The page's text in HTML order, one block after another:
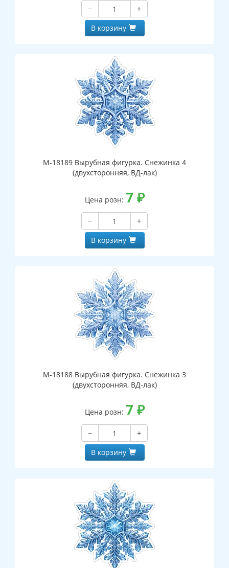
−
+
В корзину
М-18189 Вырубная фигурка. Снежинка 4
(двухсторонняя, ВД-лак)
Цена розн: 7 ₽
−
+
В корзину
М-18188 Вырубная фигурка. Снежинка 3
(двухсторонняя, ВД-лак)
Цена розн: 7 ₽
−
+
В корзину